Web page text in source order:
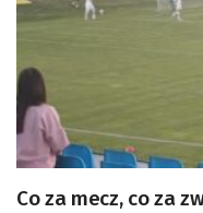
Co za mecz, co za